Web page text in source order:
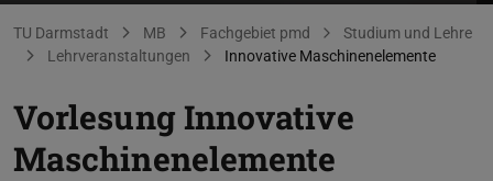
Sie befinden sich hier:
TU Darmstadt MB Fachgebiet pmd
Studium und Lehre
Lehrveranstaltungen
Innovative Maschinenelemente
Vorlesung Innovative
Maschinenelemente